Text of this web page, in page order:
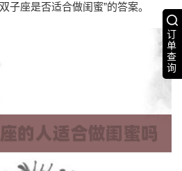
订
单
查
询
子座是否适合做闺蜜”的答案。